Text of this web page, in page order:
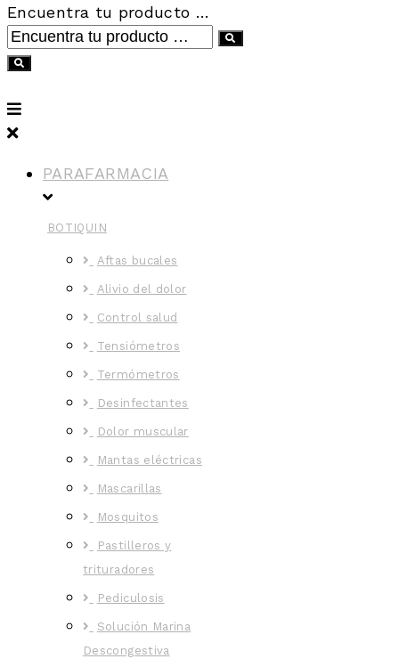
Encuentra tu producto …
PARAFARMACIA
BOTIQUIN
Aftas bucales
Alivio del dolor
Control salud
Tensiómetros
Termómetros
Desinfectantes
Dolor muscular
Mantas eléctricas
Mascarillas
Mosquitos
Pastilleros y
trituradores
Pediculosis
Solución Marina
Descongestiva